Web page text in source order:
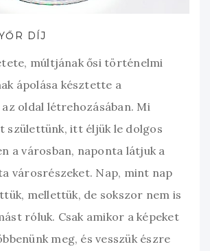
DÍJ
múltjának ősi történelmi
ápolása késztette a
oldal létrehozásában. Mi
születtünk, itt éljük le dolgos
a városban, naponta látjuk a
városrészeket. Nap, mint nap
mellettük, de sokszor nem is
róluk. Csak amikor a képeket
meg, és vesszük észre